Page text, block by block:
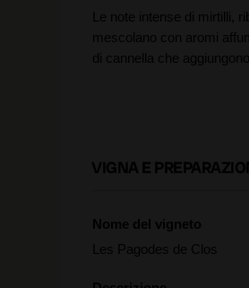
Le note intense di mirtilli,
mescolano con aromi
di cannella che
VIGNA E
Nome del vigneto
Les Pagodes de Clos